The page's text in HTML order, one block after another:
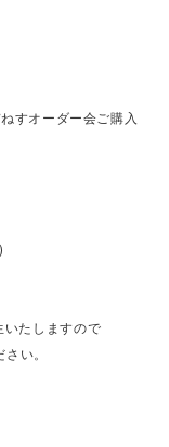
すオーダー会ご購入
たしますので
い。